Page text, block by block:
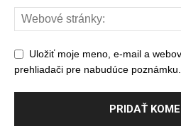
Uložiť moje meno, e-mail a
prehliadači pre nabudúce poznámku.